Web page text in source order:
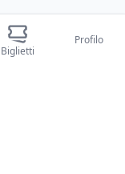
Biglietti
Profilo